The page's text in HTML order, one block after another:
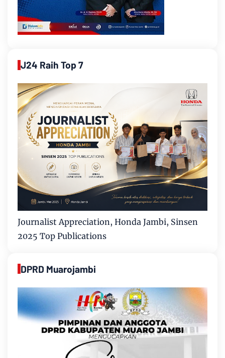
J24 Raih Top 7
Journalist Appreciation, Honda Jambi, Sinsen
2025 Top Publications
DPRD Muarojambi